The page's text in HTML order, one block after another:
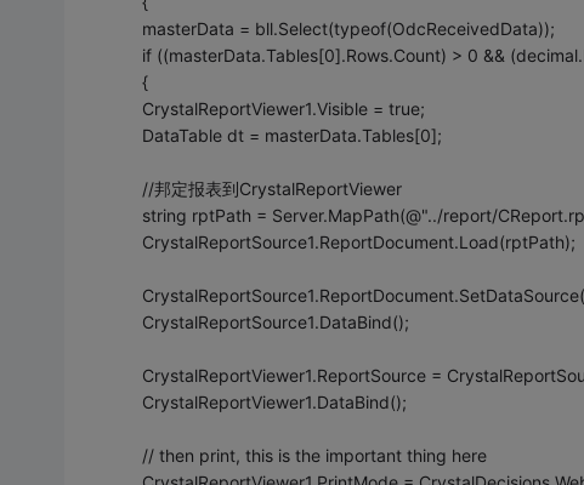
masterData = bll.Select(typeof(OdcReceivedData));
if ((masterData.Tables[0].Rows.Count) > 0 &&
{
CrystalReportViewer1.Visible = true;
DataTable dt = masterData.Tables[0];
//邦定报表到CrystalReportViewer
string rptPath = Server.MapPath(@"../report/
CrystalReportSource1.ReportDocument.Load(rptPath);
CrystalReportSource1.DataBind();
CrystalReportViewer1.ReportSource =
CrystalReportViewer1.DataBind();
// then print, this is the important thing here